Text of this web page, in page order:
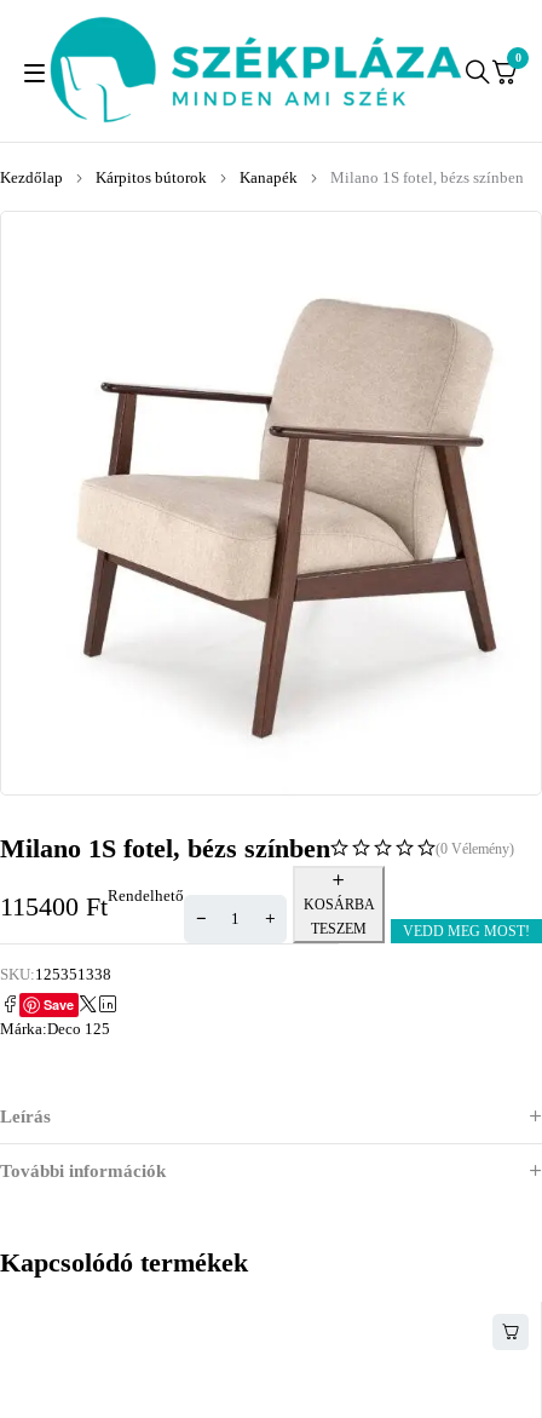
0
Kezdőlap Kárpitos bútorok Kanapék Milano 1S fotel, bézs színben
Milano 1S fotel, bézs színben (0 Vélemény)
115400 FtRendelhető
KOSÁRBA
TESZEM
VEDD MEG MOST!
SKU:125351338
Save
Márka:Deco 125
Leírás
További információk
Kapcsolódó termékek